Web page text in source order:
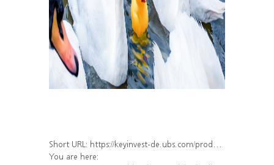
Short URL: https://keyinvest-de.ubs.com/produkt/detail/index/isin/DE000WA81Z96
You are here: